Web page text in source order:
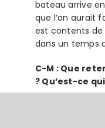
bateau arrive
que l’on aurait
est contents de
dans un temps
C-M : Que
? Qu’est-ce